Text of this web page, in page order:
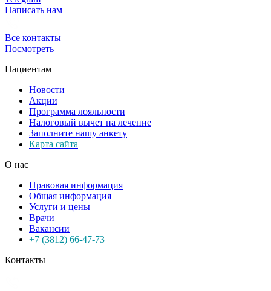
Написать нам
Все контакты
Посмотреть
Пациентам
Новости
Акции
Программа лояльности
Налоговый вычет на лечение
Заполните нашу анкету
Карта сайта
О нас
Правовая информация
Общая информация
Услуги и цены
Врачи
Вакансии
+7 (3812) 66-47-73
Контакты